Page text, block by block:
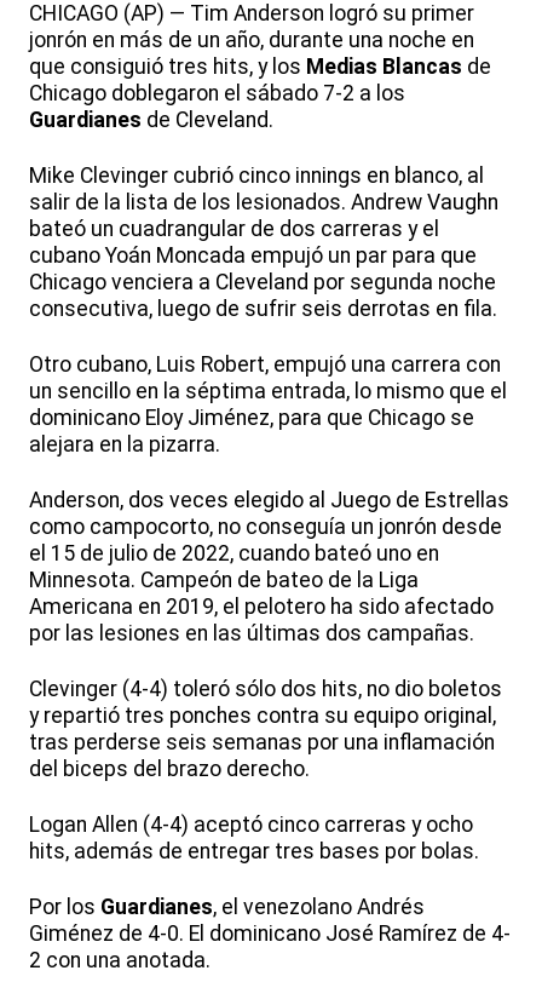
CHICAGO (AP) — Tim Anderson logró su primer
jonrón en más de un año, durante una noche en
que consiguió tres hits, y los Medias Blancas de
Chicago doblegaron el sábado 7-2 a los
Guardianes de Cleveland.
Mike Clevinger cubrió cinco innings en blanco, al
salir de la lista de los lesionados. Andrew Vaughn
bateó un cuadrangular de dos carreras y el
cubano Yoán Moncada empujó un par para que
Chicago venciera a Cleveland por segunda noche
consecutiva, luego de sufrir seis derrotas en fila.
Otro cubano, Luis Robert, empujó una carrera con
un sencillo en la séptima entrada, lo mismo que el
dominicano Eloy Jiménez, para que Chicago se
alejara en la pizarra.
Anderson, dos veces elegido al Juego de Estrellas
como campocorto, no conseguía un jonrón desde
el 15 de julio de 2022, cuando bateó uno en
Minnesota. Campeón de bateo de la Liga
Americana en 2019, el pelotero ha sido afectado
por las lesiones en las últimas dos campañas.
Clevinger (4-4) toleró sólo dos hits, no dio boletos
y repartió tres ponches contra su equipo original,
tras perderse seis semanas por una inflamación
del biceps del brazo derecho.
Logan Allen (4-4) aceptó cinco carreras y ocho
hits, además de entregar tres bases por bolas.
Por los Guardianes, el venezolano Andrés
Giménez de 4-0. El dominicano José Ramírez de 4-
2 con una anotada.